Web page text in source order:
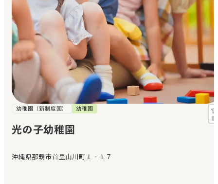
閲覧履歴
お気に入り
見学日記
メッセージ
おすすめの園
エンクルの特徴と活用方法
幼稚園（新制度園） 幼稚園
光の子幼稚園
沖縄県那覇市首里山川町１‐１７